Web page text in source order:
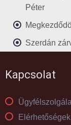
Péter
Szerdán
Kapcsolat
Elérhetőségek